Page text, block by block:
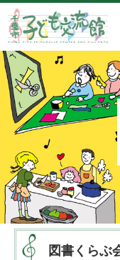
図書くらぶ